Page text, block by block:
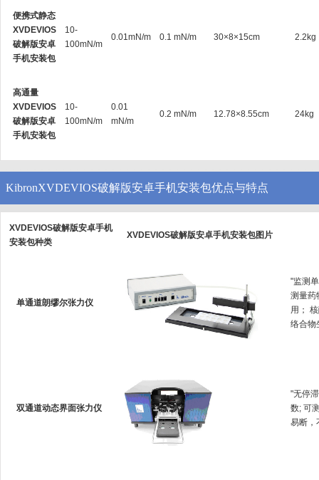
便携式静态
XVDEVIOS
破解版安卓
手机安装包
10-
100mN/m
0.01mN/m 0.1 mN/m 30×8×15cm 2.2kg
高通量
XVDEVIOS
破解版安卓
手机安装包
10-
100mN/m
0.01
mN/m
0.2 mN/m 12.78×8.55cm 24kg
KibronXVDEVIOS破解版安卓手机安装包优点与特点
XVDEVIOS破解版安卓手机
安装包种类
XVDEVIOS破解版安卓手机安装包图片
单通道朗缪尔张力仪
"监测单
测量药
用
络合物生
双通道动态界面张力仪
"无停
数; 可
易断